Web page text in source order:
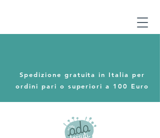
Spedizione gratuita in Italia per
ordini pari o superiori a 100 Euro